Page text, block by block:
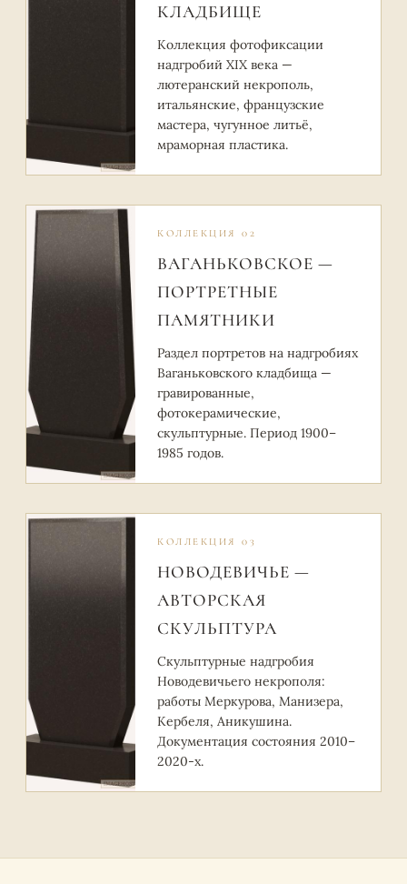
КЛАДБИЩЕ
Коллекция фотофиксации
надгробий XIX века —
лютеранский некрополь,
итальянские, французские
мастера, чугунное литьё,
мраморная пластика.
КОЛЛЕКЦИЯ 02
ВАГАНЬКОВСКОЕ —
ПОРТРЕТНЫЕ
ПАМЯТНИКИ
Раздел портретов на надгробиях
Ваганьковского кладбища —
гравированные,
фотокерамические,
скульптурные. Период 1900–
1985 годов.
КОЛЛЕКЦИЯ 03
НОВОДЕВИЧЬЕ —
АВТОРСКАЯ
СКУЛЬПТУРА
Скульптурные надгробия
Новодевичьего некрополя:
работы Меркурова, Манизера,
Кербеля, Аникушина.
Документация состояния 2010–
2020-х.